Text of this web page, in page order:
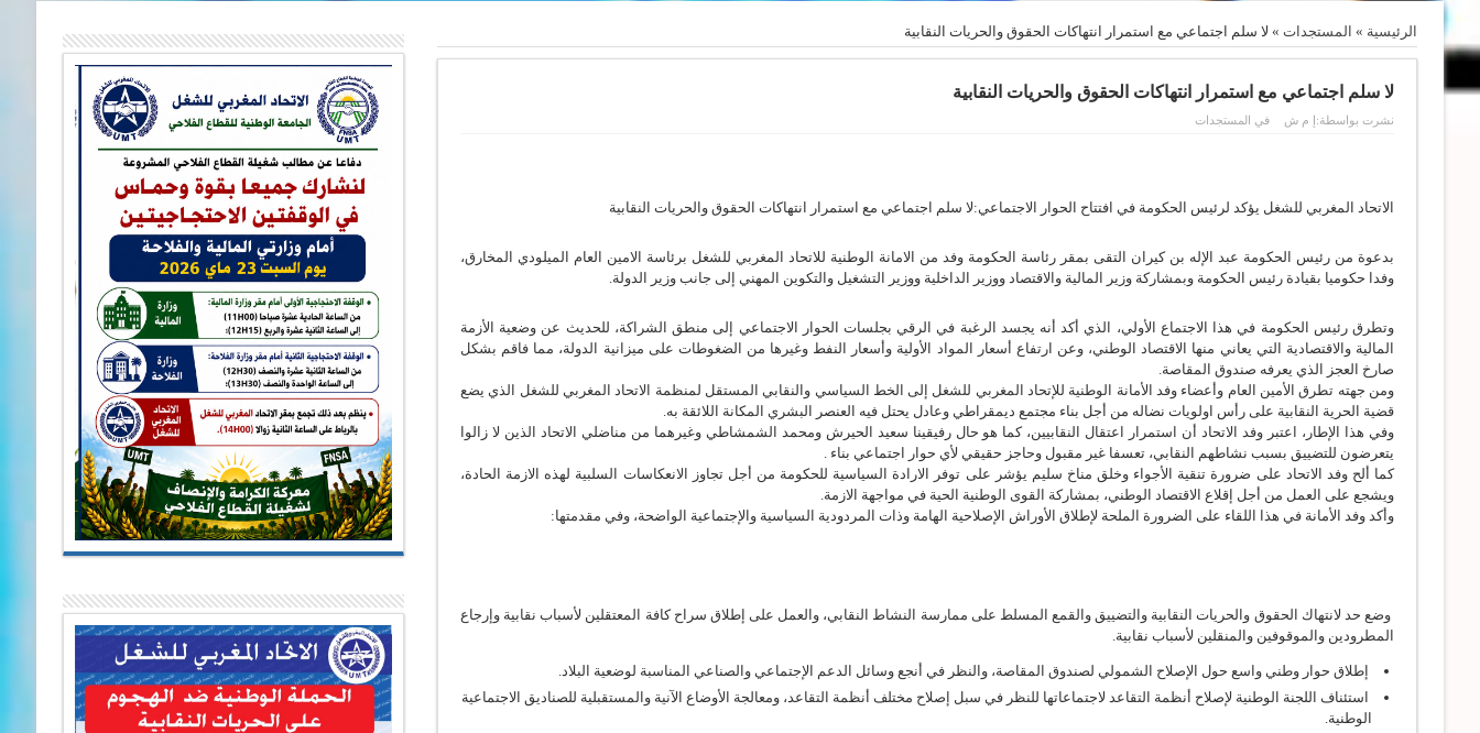
الرئيسية » المستجدات » لا سلم اجتماعي مع استمرار انتهاكات الحقوق والحريات النقابية
لا سلم اجتماعي مع استمرار انتهاكات الحقوق والحريات النقابية
نشرت بواسطة:إ م ش في المستجدات
الاتحاد المغربي للشغل يؤكد لرئيس الحكومة في افتتاح الحوار الاجتماعي:لا سلم اجتماعي مع استمرار انتهاكات الحقوق والحريات النقابية
بدعوة من رئيس الحكومة عبد الإله بن كيران التقى بمقر رئاسة الحكومة وفد من الامانة الوطنية للاتحاد المغربي للشغل برئاسة الامين العام الميلودي المخارق،
وفدا حكوميا بقيادة رئيس الحكومة وبمشاركة وزير المالية والاقتصاد ووزير الداخلية ووزير التشغيل والتكوين المهني إلى جانب وزير الدولة.
وتطرق رئيس الحكومة في هذا الاجتماع الأولي، الذي أكد أنه يجسد الرغبة في الرقي بجلسات الحوار الاجتماعي إلى منطق الشراكة، للحديث عن وضعية الأزمة
المالية والاقتصادية التي يعاني منها الاقتصاد الوطني، وعن ارتفاع أسعار المواد الأولية وأسعار النفط وغيرها من الضغوطات على ميزانية الدولة، مما فاقم بشكل
صارخ العجز الذي يعرفه صندوق المقاصة.
ومن جهته تطرق الأمين العام وأعضاء وفد الأمانة الوطنية للإتحاد المغربي للشغل إلى الخط السياسي والنقابي المستقل لمنظمة الاتحاد المغربي للشغل الذي يضع
قضية الحرية النقابية على رأس اولويات نضاله من أجل بناء مجتمع ديمقراطي وعادل يحتل فيه العنصر البشري المكانة اللائقة به.
وفي هذا الإطار، اعتبر وفد الاتحاد أن استمرار اعتقال النقابيين، كما هو حال رفيقينا سعيد الحيرش ومحمد الشمشاطي وغيرهما من مناضلي الاتحاد الذين لا زالوا
يتعرضون للتضييق بسبب نشاطهم النقابي، تعسفا غير مقبول وحاجز حقيقي لأي حوار اجتماعي بناء .
كما ألح وفد الاتحاد على ضرورة تنقية الأجواء وخلق مناخ سليم يؤشر على توفر الارادة السياسية للحكومة من أجل تجاوز الانعكاسات السلبية لهذه الازمة الحادة،
ويشجع على العمل من أجل إقلاع الاقتصاد الوطني، بمشاركة القوى الوطنية الحية في مواجهة الازمة.
وأكد وفد الأمانة في هذا اللقاء على الضرورة الملحة لإطلاق الأوراش الإصلاحية الهامة وذات المردودية السياسية والإجتماعية الواضحة، وفي مقدمتها:
وضع حد لانتهاك الحقوق والحريات النقابية والتضييق والقمع المسلط على ممارسة النشاط النقابي، والعمل على إطلاق سراح كافة المعتقلين لأسباب نقابية وإرجاع
المطرودين والموقوفين والمنقلين لأسباب نقابية.
إطلاق حوار وطني واسع حول الإصلاح الشمولي لصندوق المقاصة، والنظر في أنجع وسائل الدعم الإجتماعي والصناعي المناسبة لوضعية البلاد.
استئناف اللجنة الوطنية لإصلاح أنظمة التقاعد لاجتماعاتها للنظر في سبل إصلاح مختلف أنظمة التقاعد، ومعالجة الأوضاع الآنية والمستقبلية للصناديق الاجتماعية
الوطنية.